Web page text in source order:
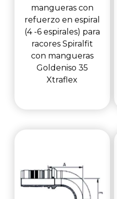
mangueras con
refuerzo en espiral
(4 -6 espirales) para
racores Spiralfit
con mangueras
Goldeniso 35
Xtraflex